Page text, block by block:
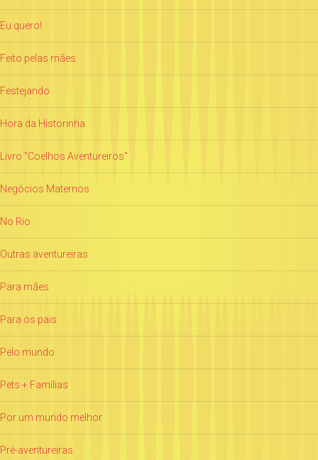
Eu quero!
Feito pelas mães
Festejando
Hora da Historinha
Livro "Coelhos Aventureiros"
Negócios Maternos
No Rio
Outras aventureiras
Para mães
Para os pais
Pelo mundo
Pets + Famílias
Por um mundo melhor
Pré-aventureiras